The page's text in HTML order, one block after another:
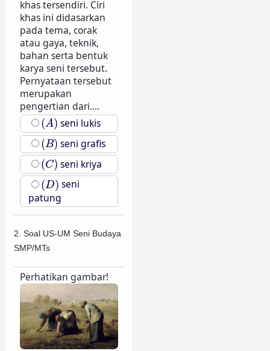
khas tersendiri. Ciri
khas ini didasarkan
pada tema, corak
atau gaya, teknik,
bahan serta bentuk
karya seni tersebut.
Pernyataan tersebut
merupakan
pengertian dari....
(A)
(A) seni lukis
(B)
(B) seni grafis
(C)
(C) seni kriya
(D)
(D) seni
patung
2. Soal US-UM Seni Budaya
SMP/MTs
Perhatikan gambar!